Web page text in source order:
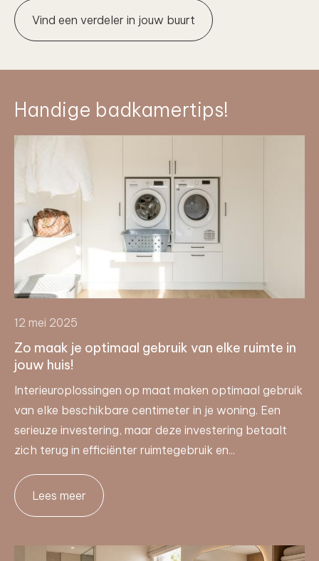
Vind een verdeler in jouw buurt
Handige badkamertips!
12 mei 2025
Zo maak je optimaal gebruik van elke ruimte in
jouw huis!
Interieuroplossingen op maat maken optimaal gebruik
van elke beschikbare centimeter in je woning. Een
serieuze investering, maar deze investering betaalt
zich terug in efficiënter ruimtegebruik en...
Lees meer